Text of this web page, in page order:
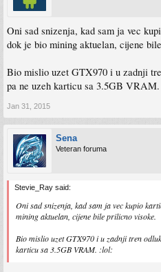
Oni sad snizenja, kad sam ja vec
dok je bio mining aktuelan, cijene
Bio mislio uzet GTX970 i u zadnji
pa ne uzeh karticu sa 3.5GB
Jan 31, 2015
Sena
Veteran foruma
Stevie_Ray said:
Oni sad snizenja, kad sam ja vec kupio
mining aktuelan, cijene bile prilicno visoke.
Bio mislio uzet GTX970 i u zadnji tren
karticu sa 3.5GB VRAM. :lol: